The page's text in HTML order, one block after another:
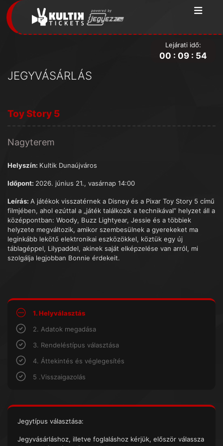
JEGYVÁSÁRLÁS
Lejárati idő:
00 :09 : 53
Toy Story 5
Nagyterem
Helyszín: Kultik Dunaújváros
Időpont: 2026. június 21., vasárnap 14:00
Leírás: A játékok visszatérnek a Disney és a Pixar Toy Story 5 című
filmjében, ahol ezúttal a „játék találkozik a technikával” helyzet áll a
középpontban: Woody, Buzz Lightyear, Jessie és a többiek
helyzete megváltozik, amikor szembesülnek a gyerekeket ma
leginkább lekötő elektronikai eszközökkel, köztük egy új
táblagéppel, Lilypaddel, akinek saját elképzelése van arról, mi
szolgálja legjobban Bonnie érdekeit.
1. Helyválasztás
2. Adatok megadása
3. Rendeléstípus választása
4. Áttekintés és véglegesítés
5 .Visszaigazolás
Jegytípus választása:
Jegyvásárláshoz, illetve foglaláshoz kérjük, először válassza